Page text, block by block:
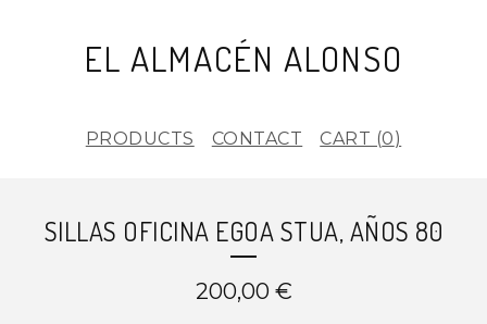
EL ALMACÉN ALONSO
PRODUCTS CONTACT CART (0)
SILLAS OFICINA EGOA STUA, AÑOS 80
200,00 €